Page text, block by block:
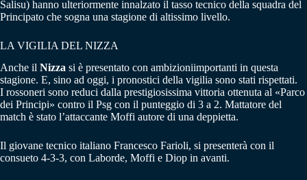
Salisu) hanno ulteriormente innalzato il tasso tecnico della squadra del
Principato che sogna una stagione di altissimo livello.
LA VIGILIA DEL NIZZA
Anche il Nizza si è presentato con ambizioniimportanti in questa
stagione. E, sino ad oggi, i pronostici della vigilia sono stati rispettati.
I rossoneri sono reduci dalla prestigiosissima vittoria ottenuta al «Parco
dei Principi» contro il Psg con il punteggio di 3 a 2. Mattatore del
match è stato l’attaccante Moffi autore di una deppietta.
Il giovane tecnico italiano Francesco Farioli, si presenterà con il
consueto 4-3-3, con Laborde, Moffi e Diop in avanti.